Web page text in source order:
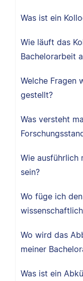
Was ist ein
Wie läuft das
Bachelorarbeit
Welche Fragen
gestellt?
Was versteht
Wie ausführlich
sein?
Wo füge ich
Wo wird das
meiner
Was ist ein